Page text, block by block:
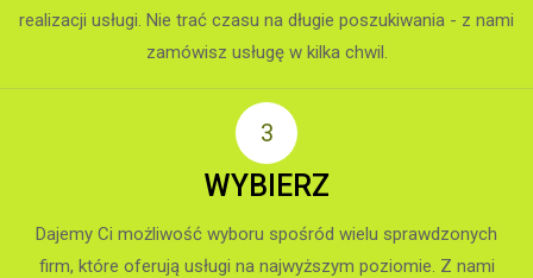
realizacji usługi. Nie trać czasu na długie poszukiwania - z nami
zamówisz usługę w kilka chwil.
WYBIERZ
Dajemy Ci możliwość wyboru spośród wielu sprawdzonych
firm, które oferują usługi na najwyższym poziomie. Z nami